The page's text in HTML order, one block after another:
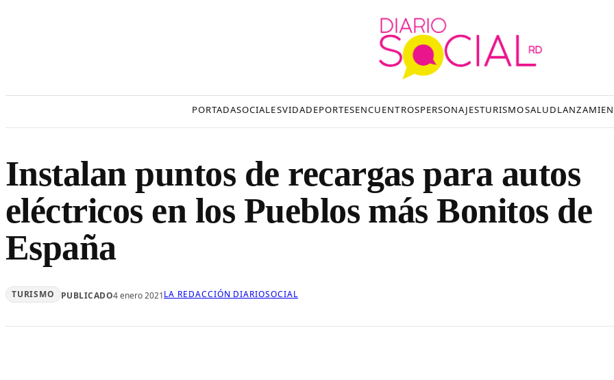
PORTADASOCIALESVIDADEPORTESENCUENTROSPERSONAJESTURISMOSALUD
Instalan puntos de recargas para autos
eléctricos en los Pueblos más Bonitos de
España
TURISMO PUBLICADO4 enero 2021LA REDACCIÓN DIARIOSOCIAL